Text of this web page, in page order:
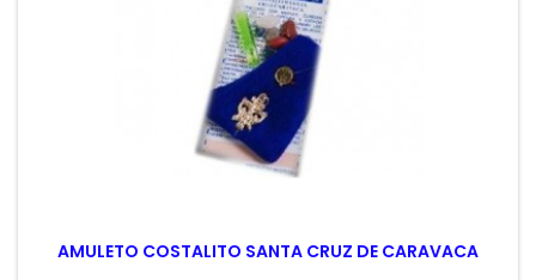
AMULETO COSTALITO SANTA CRUZ DE CARAVACA